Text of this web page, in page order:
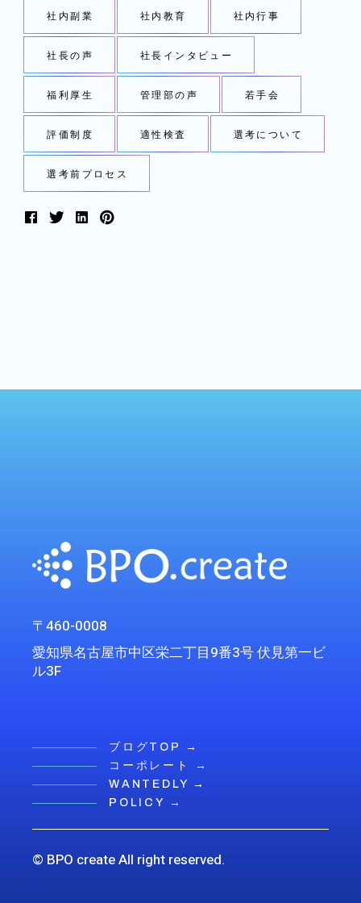
社内副業 社内教育 社内行事
社長の声 社長インタビュー
福利厚生 管理部の声 若手会
評価制度 適性検査 選考について
選考前プロセス
〒460-0008
愛知県名古屋市中区栄二丁目9番3号 伏見第一ビ
ル3F
ブログTOP →
コーポレート →
WANTEDLY →
POLICY →
© BPO create All right reserved.